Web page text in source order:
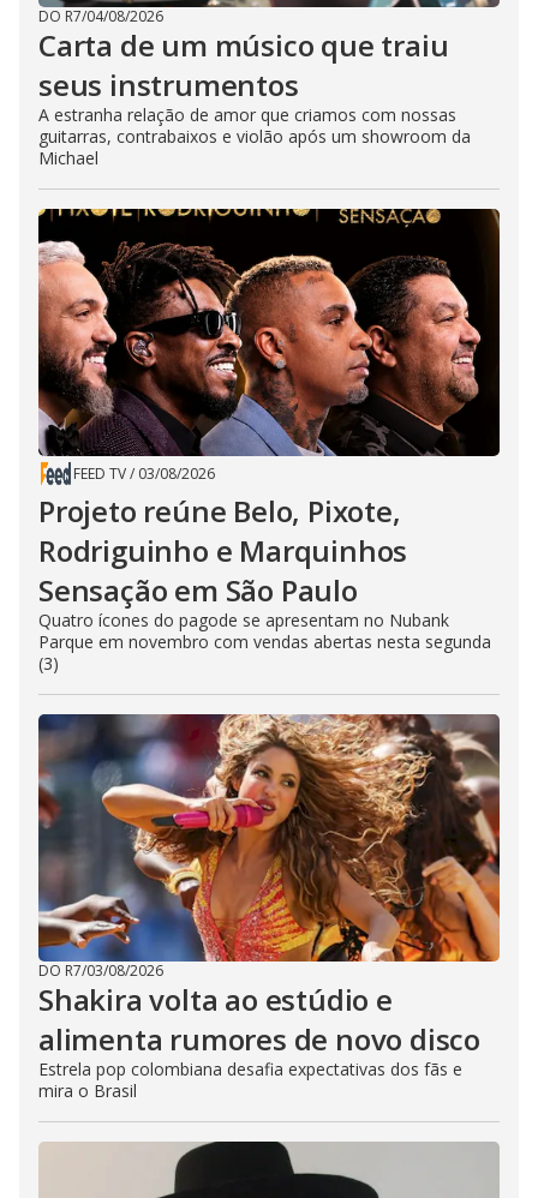
DO R7/04/08/2026
Carta de um músico que traiu
seus instrumentos
A estranha relação de amor que criamos com nossas
guitarras, contrabaixos e violão após um showroom da
Michael
FEED TV/ 03/08/2026
Projeto reúne Belo, Pixote,
Rodriguinho e Marquinhos
Sensação em São Paulo
Quatro ícones do pagode se apresentam no Nubank
Parque em novembro com vendas abertas nesta segunda
(3)
DO R7/03/08/2026
Shakira volta ao estúdio e
alimenta rumores de novo disco
Estrela pop colombiana desafia expectativas dos fãs e
mira o Brasil